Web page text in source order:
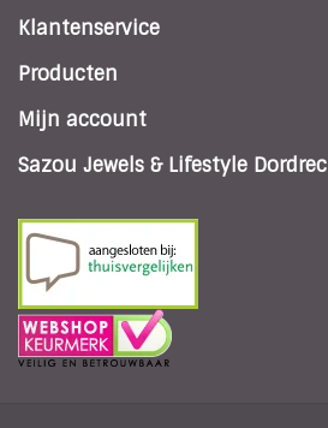
Klantenservice
Producten
Mijn account
Sazou Jewels & Lifestyle